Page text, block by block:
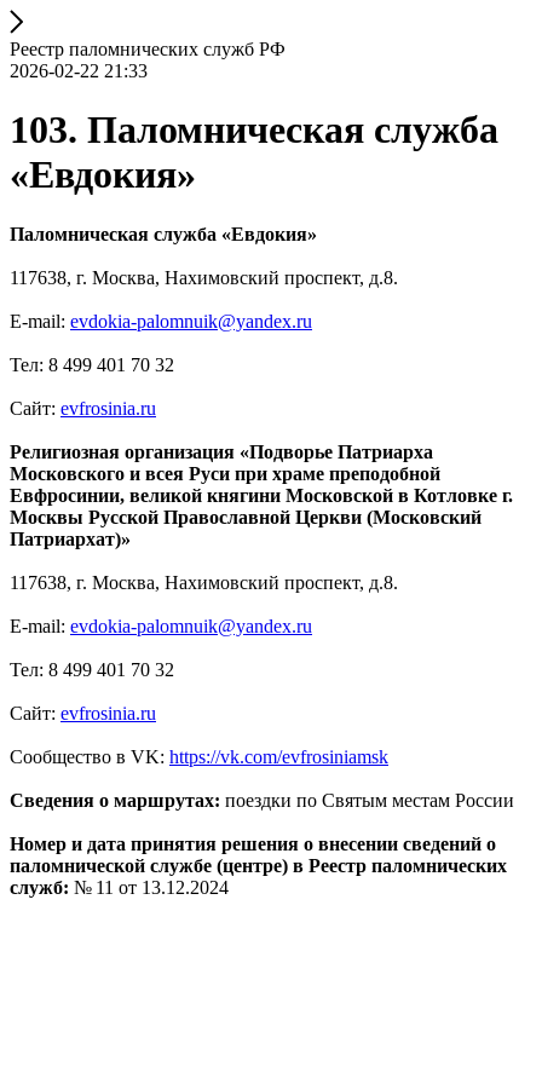
Реестр паломнических служб РФ
2026-02-22 21:33
103. Паломническая служба
«Евдокия»
Паломническая служба «Евдокия»
117638, г. Москва, Нахимовский проспект, д.8.
E-mail: evdokia-palomnuik@yandex.ru
Тел: 8 499 401 70 32
Сайт: evfrosinia.ru
Религиозная организация «Подворье Патриарха
Московского и всея Руси при храме преподобной
Евфросинии, великой княгини Московской в Котловке г.
Москвы Русской Православной Церкви (Московский
Патриархат)»
117638, г. Москва, Нахимовский проспект, д.8.
E-mail: evdokia-palomnuik@yandex.ru
Тел: 8 499 401 70 32
Сайт: evfrosinia.ru
Сообщество в VK: https://vk.com/evfrosiniamsk
Сведения о маршрутах: поездки по Святым местам России
Номер и дата принятия решения о внесении сведений о
паломнической службе (центре) в Реестр паломнических
служб: № 11 от 13.12.2024